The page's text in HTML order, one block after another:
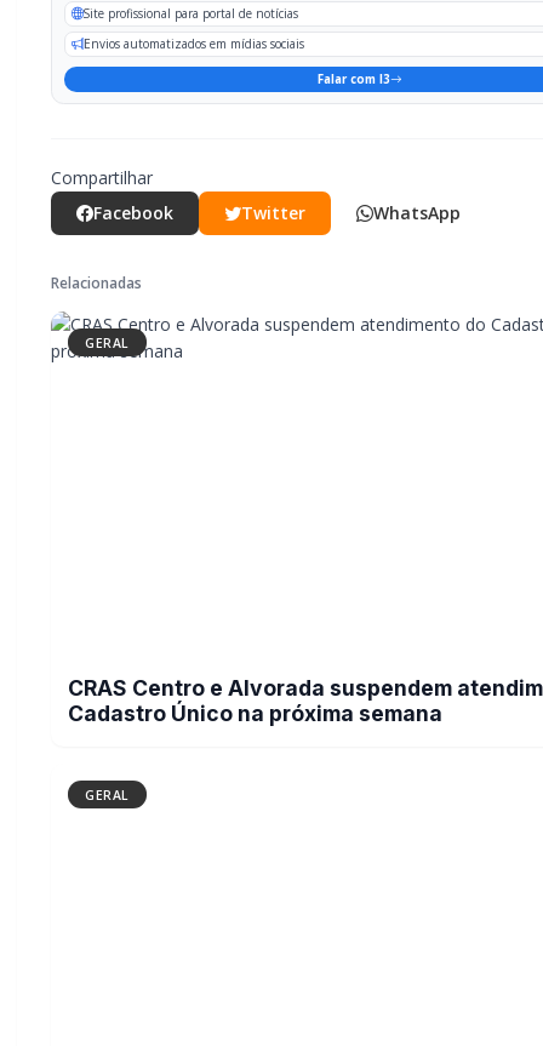
Site profissional para portal de notícias
Envios automatizados em mídias sociais
Falar com I3
Compartilhar
Facebook
Twitter WhatsApp
Relacionadas
GERAL
CRAS Centro e Alvorada suspendem
Cadastro Único na próxima semana
GERAL